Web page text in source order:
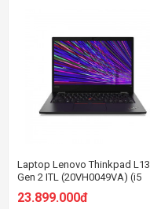
Laptop Lenovo Thinkpad L13
Gen 2 ITL (20VH0049VA) (i5
1135G7/8GB RAM/512GB
SSD/13.3 FHD/Dos/Đen)
23.899.000đ